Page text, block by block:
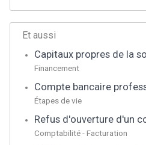
Et aussi
Capitaux propres de la
Financement
Compte bancaire
Étapes de vie
Refus d'ouverture d'un
Comptabilité - Facturation